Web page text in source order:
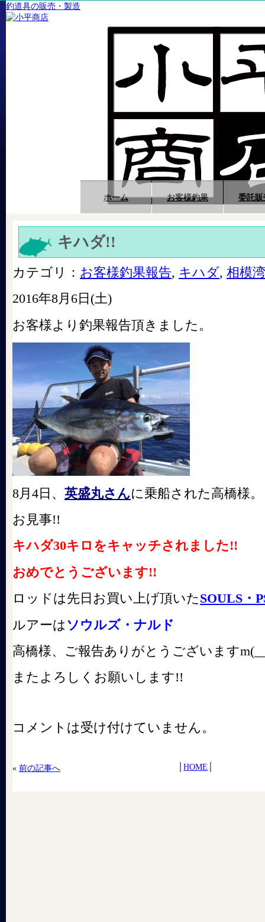
釣道具の販売・製造
ホーム お客様釣果 委託販
キハダ!!
カテゴリ： お客様釣果報告, キハダ, 相模湾
2016年8月6日(土)
お客様より釣果報告頂きました。
8月4日、 英盛丸さんに乗船された高橋様。
お見事!!
キハダ30キロをキャッチされました!!
おめでとうございます!!
ロッドは先日お買い上げ頂いた SOULS・
ルアーは ソウルズ・ナルド
高橋様、ご報告ありがとうございます
またよろしくお願いします!!
コメントは受け付けていません。
« 前の記事へ │HOME